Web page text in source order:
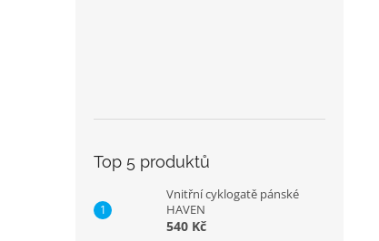
Top 5 produktů
Vnitřní cyklogatě pánské
HAVEN
540 Kč